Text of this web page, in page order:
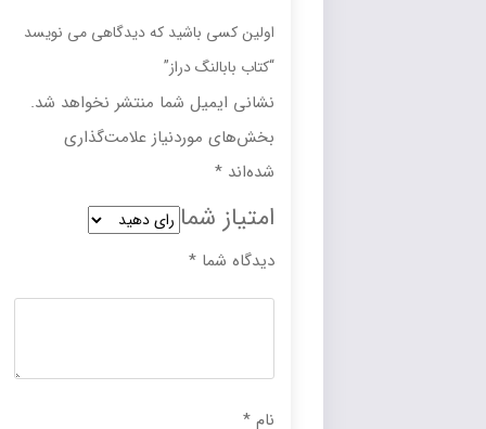
اولین کسی باشید که دیدگاهی می نویسد
“کتاب بابالنگ دراز”
نشانی ایمیل شما منتشر نخواهد شد.
بخش‌های موردنیاز علامت‌گذاری
*
امتیاز شما
دیدگاه شما*